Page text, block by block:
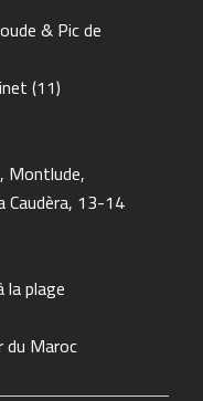
& Pic de
(11)
Montlude,
Caudèra, 13-14
plage
du Maroc